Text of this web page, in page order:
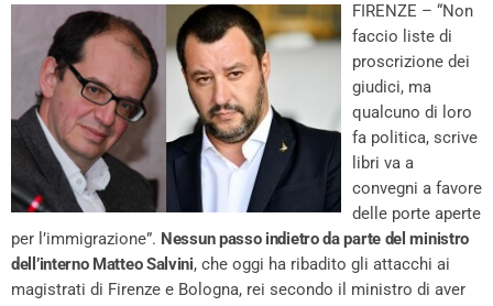
FIRENZE – “Non
faccio liste di
proscrizione dei
giudici, ma
qualcuno di loro
fa politica, scrive
libri va a
convegni a favore
delle porte aperte
per l’immigrazione”. Nessun passo indietro da parte del ministro
dell’interno Matteo Salvini, che oggi ha ribadito gli attacchi ai
magistrati di Firenze e Bologna, rei secondo il ministro di aver